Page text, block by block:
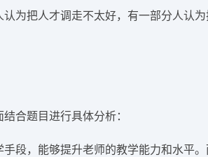
为把人才调走不太好，有一部分人认为
合题目进行具体分析：
段，能够提升老师的教学能力和水平